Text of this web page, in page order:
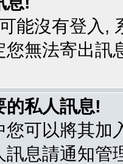
能沒有登入,
您無法寄出訊
的私人訊息!
可以將其加
訊息請通知管